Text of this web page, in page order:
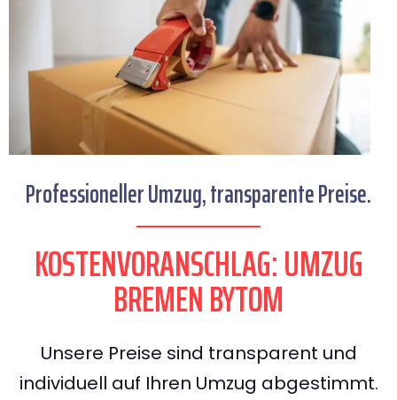
Professioneller Umzug, transparente Preise.
KOSTENVORANSCHLAG: UMZUG
BREMEN BYTOM
Unsere Preise sind transparent und
individuell auf Ihren Umzug abgestimmt.